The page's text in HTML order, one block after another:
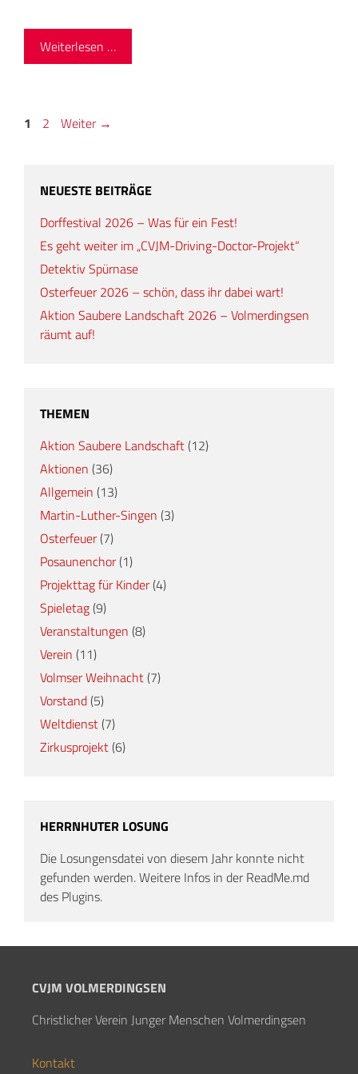
Weiterlesen …
Seite
1 Seite
2 Weiter →
NEUESTE BEITRÄGE
Dorffestival 2026 – Was für ein Fest!
Es geht weiter im „CVJM-Driving-Doctor-Projekt“
Detektiv Spürnase
Osterfeuer 2026 – schön, dass ihr dabei wart!
Aktion Saubere Landschaft 2026 – Volmerdingsen
räumt auf!
THEMEN
Aktion Saubere Landschaft (12)
Aktionen (36)
Allgemein (13)
Martin-Luther-Singen (3)
Osterfeuer(7)
Posaunenchor(1)
Projekttag für Kinder(4)
Spieletag (9)
Veranstaltungen (8)
Verein (11)
Volmser Weihnacht (7)
Vorstand (5)
Weltdienst (7)
Zirkusprojekt (6)
HERRNHUTER LOSUNG
Die Losungensdatei von diesem Jahr konnte nicht
gefunden werden. Weitere Infos in der ReadMe.md
des Plugins.
CVJM VOLMERDINGSEN
Christlicher Verein Junger Menschen Volmerdingsen
Kontakt